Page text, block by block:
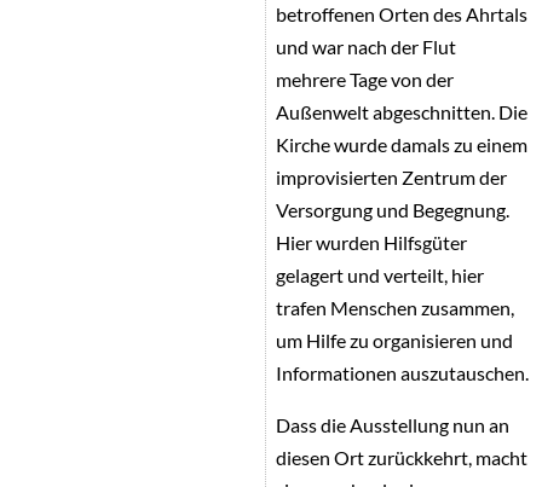
betroffenen Orten des Ahrtals
und war nach der Flut
mehrere Tage von der
Außenwelt abgeschnitten. Die
Kirche wurde damals zu einem
improvisierten Zentrum der
Versorgung und Begegnung.
Hier wurden Hilfsgüter
gelagert und verteilt, hier
trafen Menschen zusammen,
um Hilfe zu organisieren und
Informationen auszutauschen.
Dass die Ausstellung nun an
diesen Ort zurückkehrt, macht